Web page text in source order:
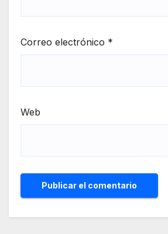
Correo electrónico *
Web